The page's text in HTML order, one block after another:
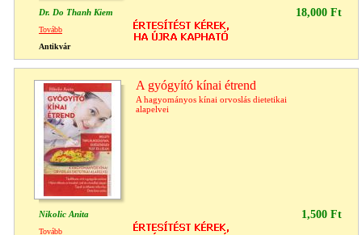
Dr. Do Thanh Kiem 18,000 Ft
Tovább
Antikvár
A gyógyító kínai étrend
A hagyományos kínai orvoslás dietetikai
alapelvei
Nikolic Anita 1,500 Ft
Tovább